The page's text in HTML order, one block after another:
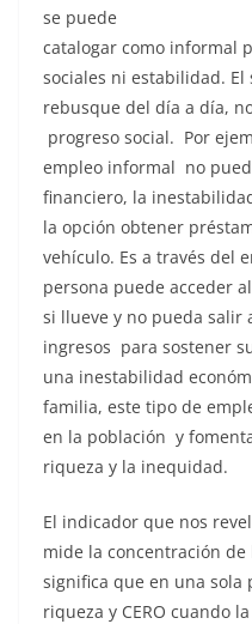
se puede
catalogar como informal
sociales ni estabilidad. El
rebusque del día a día,
progreso social. Por
empleo informal no
financiero, la
la opción obtener
vehículo. Es a través del
persona puede acceder
si llueve y no pueda salir
ingresos para sostener
una inestabilidad
familia, este tipo de
en la población y
riqueza y la inequidad.
El indicador que nos
mide la concentración
significa que en una sola
riqueza y CERO cuando